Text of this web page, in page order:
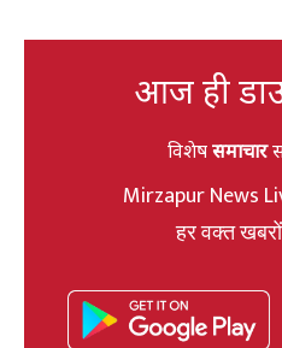
आज ही
विशेषसमाचार
Mirzapur News
हर वक्त